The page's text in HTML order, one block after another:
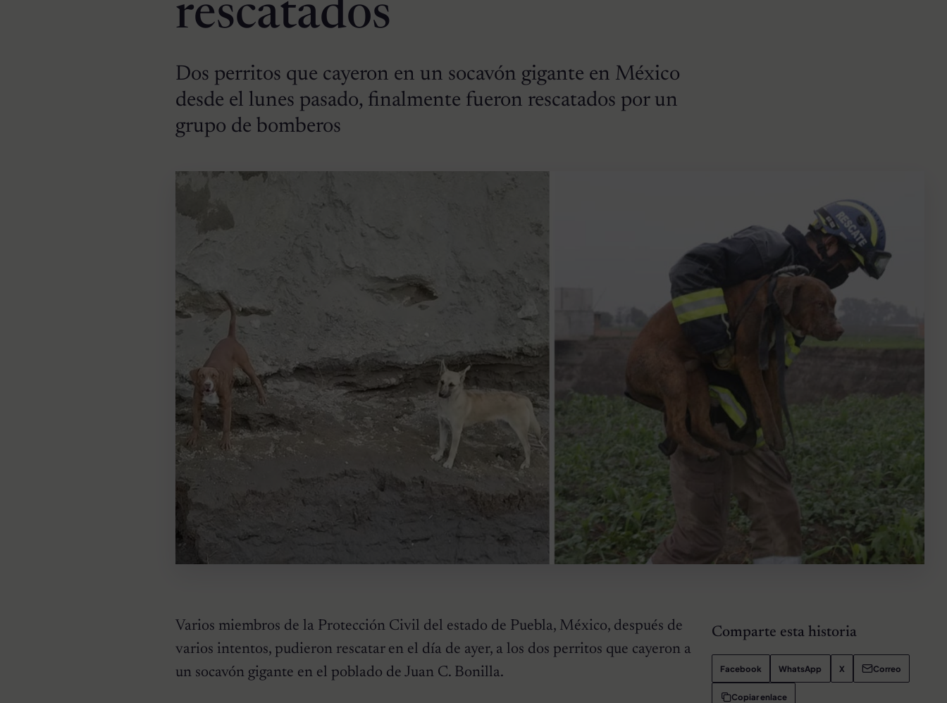
rescatados
Dos perritos que cayeron en un socavón gigante en México
desde el lunes pasado, finalmente fueron rescatados por un
grupo de bomberos
Varios miembros de la Protección Civil del estado de Puebla, México, después de
varios intentos, pudieron rescatar en el día de ayer, a los dos perritos que cayeron a
un socavón gigante en el poblado de Juan C. Bonilla.
Comparte esta historia
Facebook WhatsApp X Correo
Copiar enlace